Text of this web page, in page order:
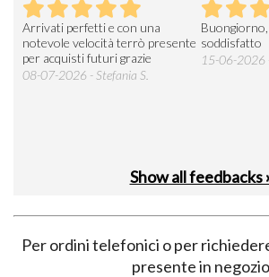
Arrivati perfetti e con una
notevole velocità terrò presente
per acquisti futuri grazie
08-07-2026 - Stefania S.
soddisfatto
15-06-2026
Show all feedbacks
Per ordini telefonici o per
presente in negozio